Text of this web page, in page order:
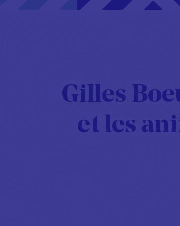
Gilles
et les